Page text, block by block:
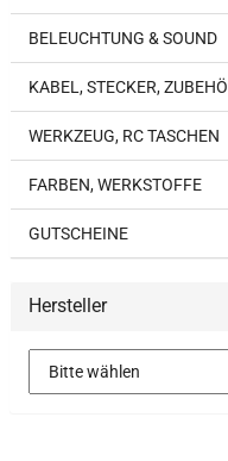
BELEUCHTUNG & SOUND
KABEL, STECKER,
WERKZEUG, RC TASCHEN
FARBEN, WERKSTOFFE
GUTSCHEINE
Hersteller